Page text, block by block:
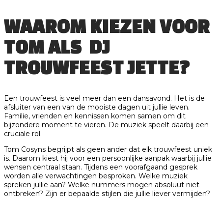
WAAROM KIEZEN VOOR
TOM ALS DJ
TROUWFEEST JETTE?
Een trouwfeest is veel meer dan een dansavond. Het is de
afsluiter van een van de mooiste dagen uit jullie leven.
Familie, vrienden en kennissen komen samen om dit
bijzondere moment te vieren. De muziek speelt daarbij een
cruciale rol.
Tom Cosyns begrijpt als geen ander dat elk trouwfeest uniek
is. Daarom kiest hij voor een persoonlijke aanpak waarbij jullie
wensen centraal staan. Tijdens een voorafgaand gesprek
worden alle verwachtingen besproken. Welke muziek
spreken jullie aan? Welke nummers mogen absoluut niet
ontbreken? Zijn er bepaalde stijlen die jullie liever vermijden?